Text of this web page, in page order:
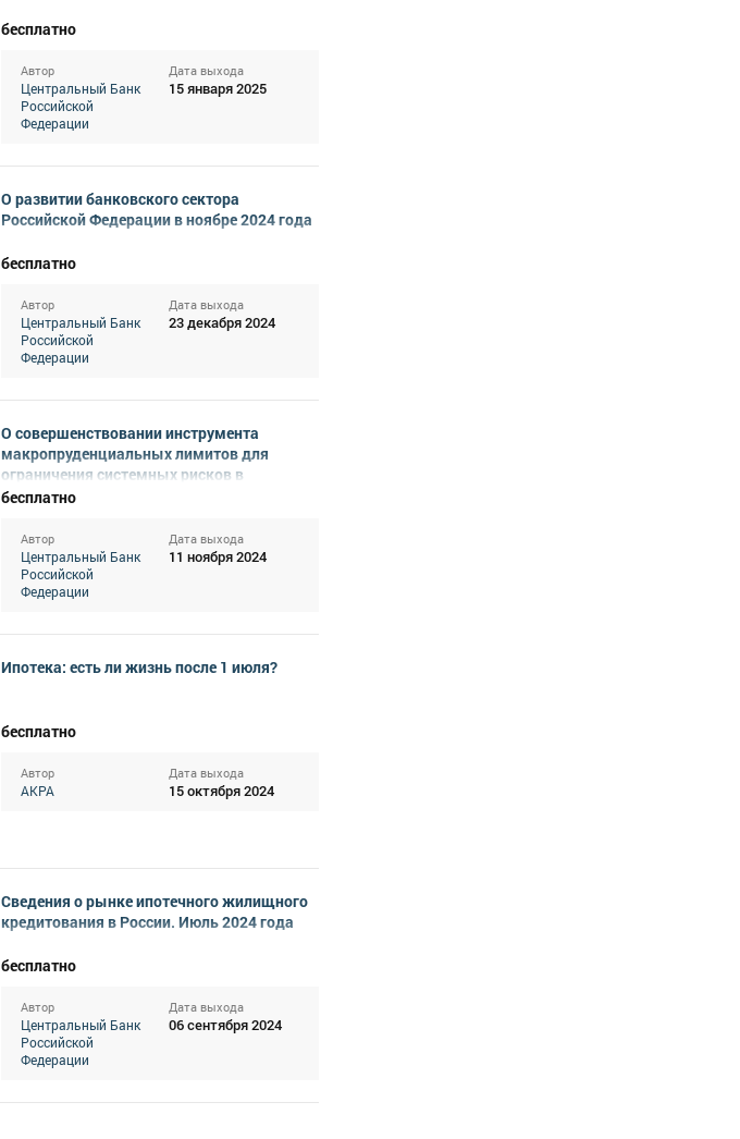
бесплатно
Автор
Центральный Банк
Российской
Федерации
Дата выхода
15 января 2025
О развитии банковского сектора
Российской Федерации в ноябре 2024 года
бесплатно
Автор
Центральный Банк
Российской
Федерации
Дата выхода
23 декабря 2024
О совершенствовании инструмента
макропруденциальных лимитов для
ограничения системных рисков в
розничном кредитовании
бесплатно
Автор
Центральный Банк
Российской
Федерации
Дата выхода
11 ноября 2024
Ипотека: есть ли жизнь после 1 июля?
бесплатно
Автор
АКРА
Дата выхода
15 октября 2024
Сведения о рынке ипотечного жилищного
кредитования в России. Июль 2024 года
бесплатно
Автор
Центральный Банк
Российской
Федерации
Дата выхода
06 сентября 2024